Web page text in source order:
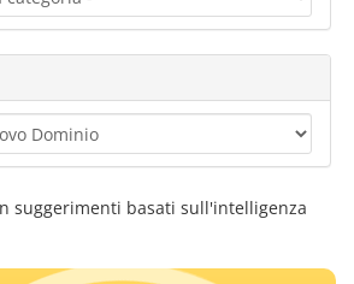
suggerimenti basati sull'intelligenza